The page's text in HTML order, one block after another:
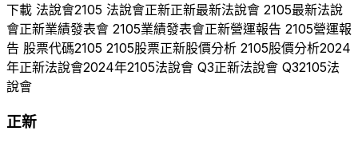
下載 法說會2105 法說會正新正新最新法說會 2105最新法說
會正新業績發表會 2105業績發表會正新營運報告 2105營運報
告 股票代碼2105 2105股票正新股價分析 2105股價分析2024
年正新法說會2024年2105法說會 Q3正新法說會 Q32105法
說會
正新